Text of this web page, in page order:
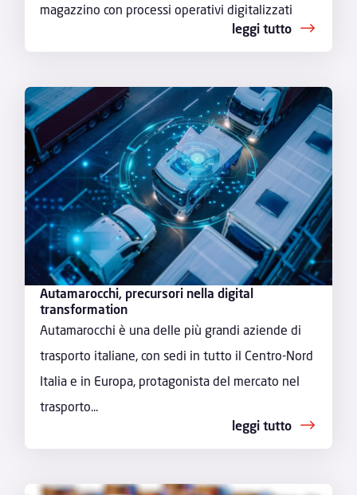
magazzino con processi operativi digitalizzati
leggi tutto
Autamarocchi, precursori nella digital
transformation
Autamarocchi è una delle più grandi aziende di
trasporto italiane, con sedi in tutto il Centro-Nord
Italia e in Europa, protagonista del mercato nel
trasporto...
leggi tutto